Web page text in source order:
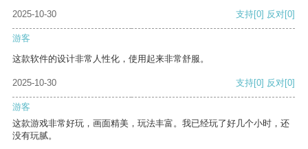
2025-10-30 支持[0] 反对[0]
游客
这款软件的设计非常人性化，使用起来非常舒服。
2025-10-30 支持[0] 反对[0]
游客
这款游戏非常好玩，画面精美，玩法丰富。我已经玩了好几个小时，还
没有玩腻。